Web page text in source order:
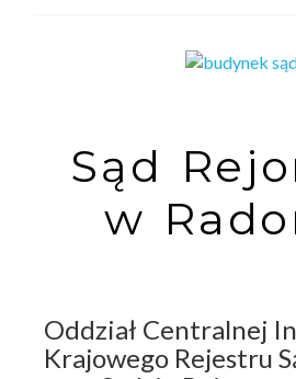
Sąd
w
Oddział Centralnej
Krajowego Rejestru